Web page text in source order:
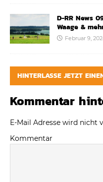
D-RR News
Waage &
Februar 9,
HINTERLASSE JETZT
Kommentar
E-Mail Adresse wird nicht
Kommentar